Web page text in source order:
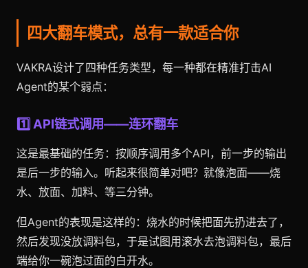
四大翻车模式，总有一款适合你
VAKRA设计了四种任务类型，每一种都在精准打击AI
Agent的某个弱点：
1️⃣ API链式调用——连环翻车
这是最基础的任务：按顺序调用多个API，前一步的输出
是后一步的输入。听起来很简单对吧？就像泡面——烧
水、放面、加料、等三分钟。
但Agent的表现是这样的：烧水的时候把面先扔进去了，
然后发现没放调料包，于是试图用滚水去泡调料包，最后
端给你一碗泡过面的白开水。